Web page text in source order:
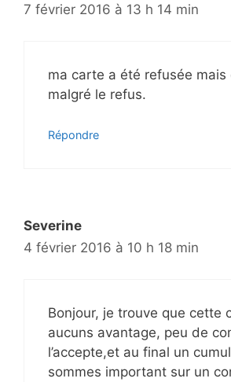
7 février 2016 à 13 h 14 min
ma carte a été refusée mais
malgré le refus.
Répondre
Severine
4 février 2016 à 10 h 18 min
Bonjour, je trouve que cette
aucuns avantage, peu de
l’accepte,et au final un
sommes important sur un